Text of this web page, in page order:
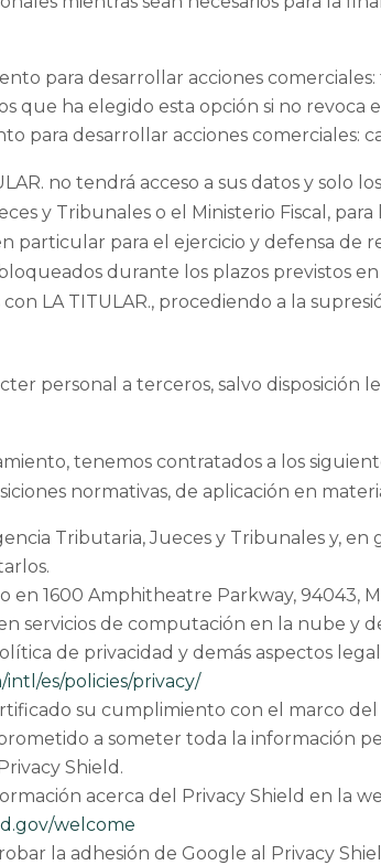
para desarrollar acciones
que ha elegido esta opción si no
para desarrollar acciones comerciales:
no tendrá acceso a sus datos y solo
y Tribunales o el Ministerio Fiscal,
particular para el ejercicio y defensa de
durante los plazos previstos
LA TITULAR., procediendo a la
personal a terceros, salvo disposición
tenemos contratados a los
normativas, de aplicación en
Tributaria, Jueces y Tribunales y,
en 1600 Amphitheatre Parkway, 94043,
servicios de computación en la nube y
de privacidad y demás aspectos
es/policies/privacy/
su cumplimiento con el marco
a someter toda la información
Shield.
acerca del Privacy Shield en la
welcome
la adhesión de Google al Privacy